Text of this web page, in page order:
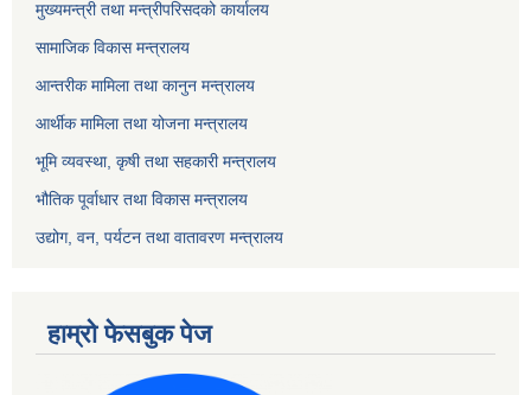
मुख्यमन्त्री तथा मन्त्रीपरिसदको कार्यालय
सामाजिक विकास मन्त्रालय
आन्तरीक मामिला तथा कानुन मन्त्रालय
आर्थीक मामिला तथा योजना मन्त्रालय
भूमि व्यवस्था, कृषी तथा सहकारी मन्त्रालय
भौतिक पूर्वाधार तथा विकास मन्त्रालय
उद्योग, वन, पर्यटन तथा वातावरण मन्त्रालय
हाम्रो फेसबुक पेज